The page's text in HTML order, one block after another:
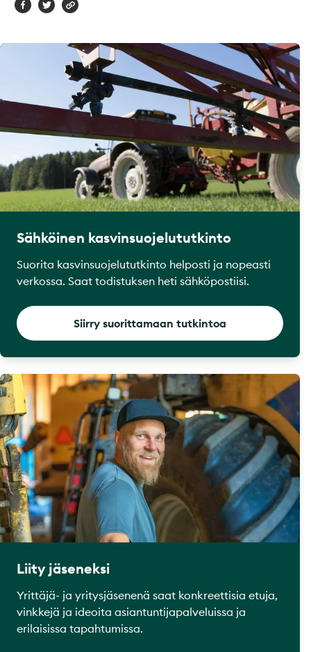
Sähköinen kasvinsuojelututkinto
Suorita kasvinsuojelututkinto helposti ja nopeasti
verkossa. Saat todistuksen heti sähköpostiisi.
Siirry suorittamaan tutkintoa
Liity jäseneksi
Yrittäjä- ja yritysjäsenenä saat konkreettisia etuja,
vinkkejä ja ideoita asiantuntijapalveluissa ja
erilaisissa tapahtumissa.